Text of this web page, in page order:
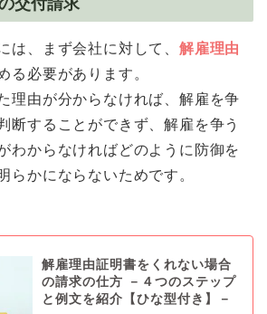
は、まず会社に対して、解雇理由
る必要があります。
理由が分からなければ、解雇を争
断することができず、解雇を争う
わからなければどのように防御を
らかにならないためです。
解雇理由証明書をくれない場合
の請求の仕方 －４つのステップ
と例文を紹介【ひな型付き】－